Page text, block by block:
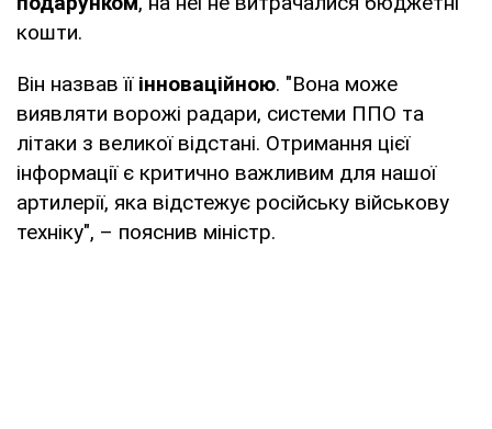
кошти.
Він назвав її інноваційною. "Вона може
виявляти ворожі радари, системи ППО та
літаки з великої відстані. Отримання цієї
інформації є критично важливим для нашої
артилерії, яка відстежує російську військову
техніку", – пояснив міністр.